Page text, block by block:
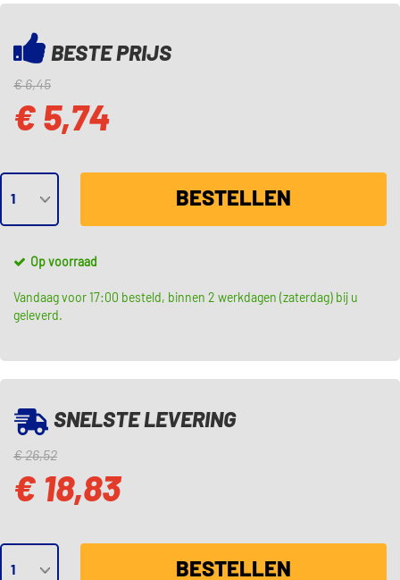
BESTE PRIJS
€ 6,45
€ 5,74
BESTELLEN
Op voorraad
Vandaag voor 17:00 besteld, binnen 2 werkdagen (zaterdag) bij u
geleverd.
SNELSTE LEVERING
€ 26,52
€ 18,83
BESTELLEN